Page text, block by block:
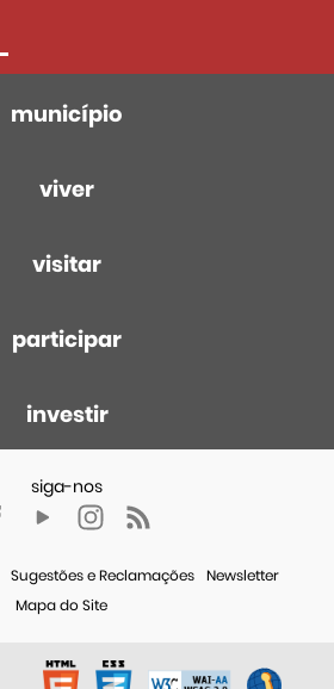
município
viver
visitar
participar
investir
Sugestões e Reclamações
Newsletter
Mapa do Site